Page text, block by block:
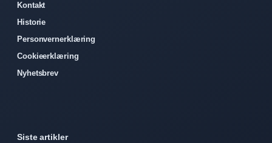
Kontakt
Historie
Personvernerklæring
Cookieerklæring
Nyhetsbrev
Siste artikler